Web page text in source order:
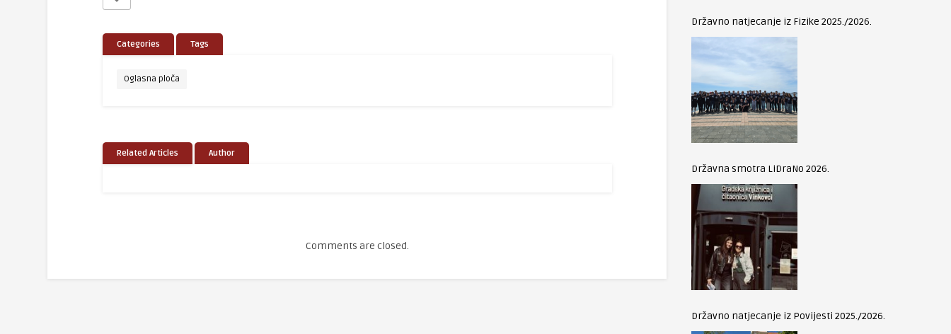
Categories Tags
Oglasna ploča
Related Articles Author
Comments are closed.
Državno natjecanje iz Fizike 2025./2026.
Državna smotra LiDraNo 2026.
Državno natjecanje iz Povijesti 2025./2026.